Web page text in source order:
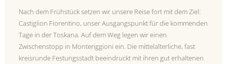
Nach dem Frühstück setzen wir unsere Reise fort mit dem Ziel:
Castiglion Fiorentino, unser Ausgangspunkt für die kommenden
Tage in der Toskana. Auf dem Weg legen wir einen
Zwischenstopp in Monteriggioni ein. Die mittelalterliche, fast
kreisrunde Festungsstadt beeindruckt mit ihren gut erhaltenen